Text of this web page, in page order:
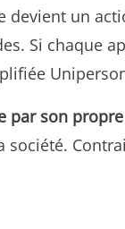
devient un
Si chaque
par son